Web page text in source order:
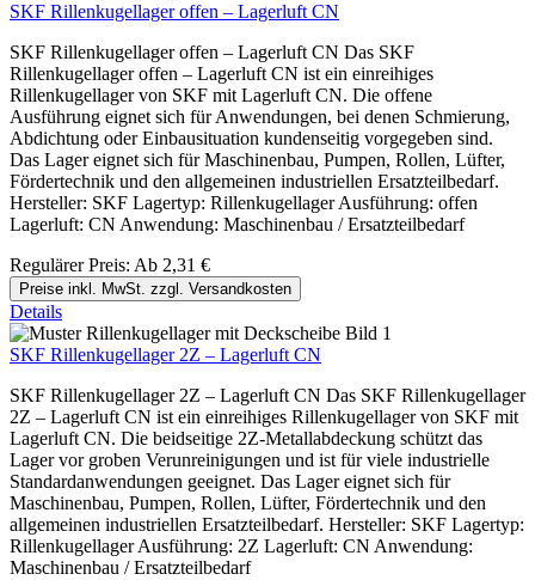
SKF Rillenkugellager offen – Lagerluft CN
SKF Rillenkugellager offen – Lagerluft CN Das SKF
Rillenkugellager offen – Lagerluft CN ist ein einreihiges
Rillenkugellager von SKF mit Lagerluft CN. Die offene
Ausführung eignet sich für Anwendungen, bei denen Schmierung,
Abdichtung oder Einbausituation kundenseitig vorgegeben sind.
Das Lager eignet sich für Maschinenbau, Pumpen, Rollen, Lüfter,
Fördertechnik und den allgemeinen industriellen Ersatzteilbedarf.
Hersteller: SKF Lagertyp: Rillenkugellager Ausführung: offen
Lagerluft: CN Anwendung: Maschinenbau / Ersatzteilbedarf
Regulärer Preis: Ab 2,31 €
Preise inkl. MwSt. zzgl. Versandkosten
Details
SKF Rillenkugellager 2Z – Lagerluft CN
SKF Rillenkugellager 2Z – Lagerluft CN Das SKF Rillenkugellager
2Z – Lagerluft CN ist ein einreihiges Rillenkugellager von SKF mit
Lagerluft CN. Die beidseitige 2Z-Metallabdeckung schützt das
Lager vor groben Verunreinigungen und ist für viele industrielle
Standardanwendungen geeignet. Das Lager eignet sich für
Maschinenbau, Pumpen, Rollen, Lüfter, Fördertechnik und den
allgemeinen industriellen Ersatzteilbedarf. Hersteller: SKF Lagertyp:
Rillenkugellager Ausführung: 2Z Lagerluft: CN Anwendung:
Maschinenbau / Ersatzteilbedarf